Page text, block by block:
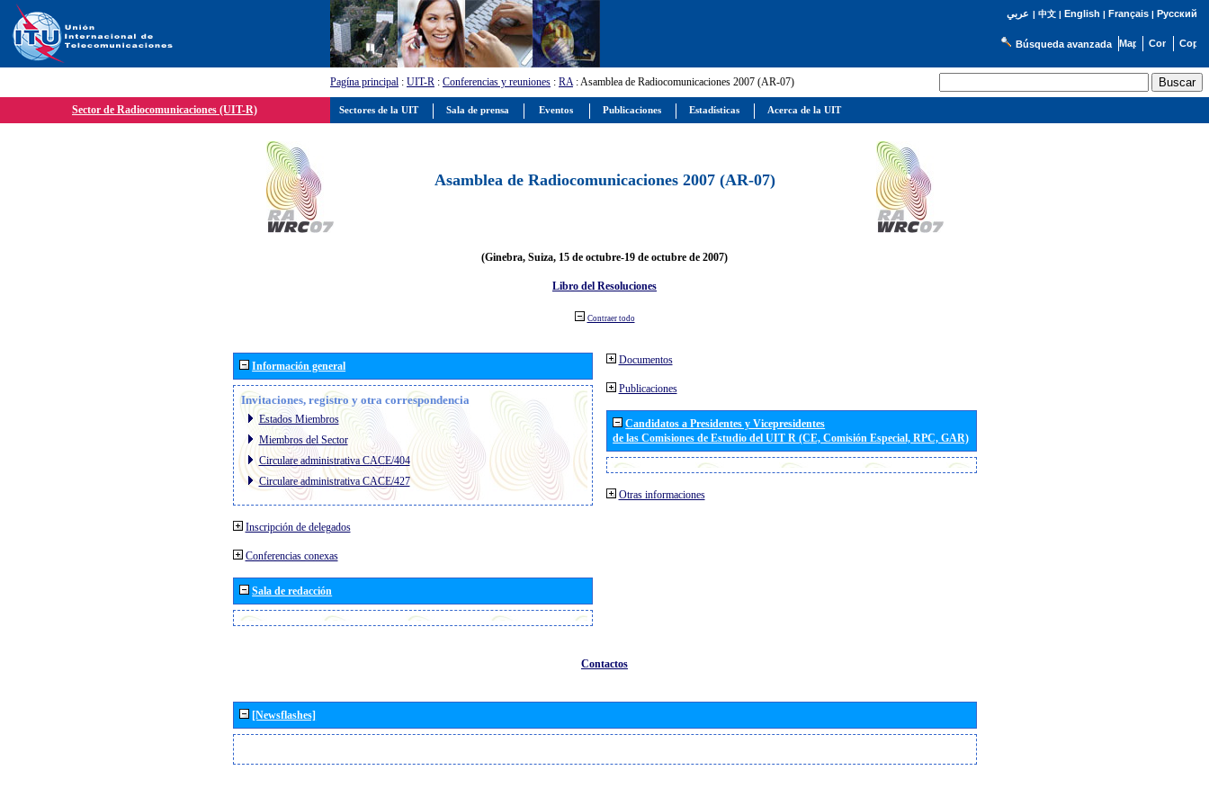
عربي | 中文| English | Français| Русский
Búsqueda avanzada
Pagína principal : UIT-R : Conferencias y reuniones : RA: Asamblea de Radiocomunicaciones 2007 (AR-07)
Sector de Radiocomunicaciones (UIT-R)
Asamblea de Radiocomunicaciones 2007 (AR-07)
(Ginebra, Suiza, 15 de octubre-19 de octubre de 2007)
Libro del Resoluciones
Contraer todo
Información general
Invitaciones, registro y otra correspondencia
Estados Miembros
Miembros del Sector
Circulare administrativa CACE/404
Circulare administrativa CACE/427
Inscripción de delegados
Conferencias conexas
Sala de redacción
Documentos
Publicaciones
Candidatos a Presidentes y Vicepresidentes
de las Comisiones de Estudio del UIT R (CE, Comisión Especial, RPC, GAR)
Otras informaciones
Contactos
[Newsflashes]
Sectores de la UIT Sala de prensa Eventos Publicaciones Estadísticas Acerca de la UIT